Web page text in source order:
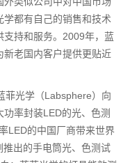
都有自己的销售和技术
支持和服务。2009年，蓝
老国内客户提供更贴近
菲光学（Labsphere）向
率封装LED的光、色测
LED的中国厂商带来世界
出的手电筒光、色测试